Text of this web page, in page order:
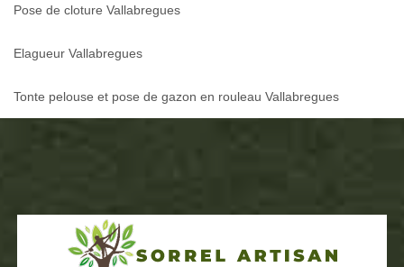
Pose de cloture Vallabregues
Elagueur Vallabregues
Tonte pelouse et pose de gazon en rouleau Vallabregues